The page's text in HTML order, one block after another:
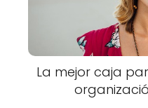
La mejor caja